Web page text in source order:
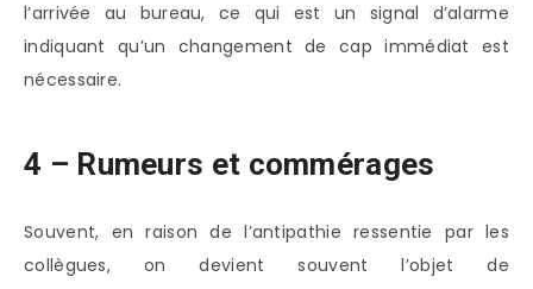
l’arrivée au bureau, ce qui est un signal d’alarme
indiquant qu’un changement de cap immédiat est
nécessaire.
4 – Rumeurs et commérages
Souvent, en raison de l’antipathie ressentie par les
collègues, on devient souvent l’objet de